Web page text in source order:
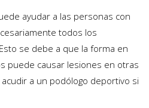
ayudar a las personas con
todos los
se debe a que la forma en
puede causar lesiones en otras
a un podólogo deportivo si